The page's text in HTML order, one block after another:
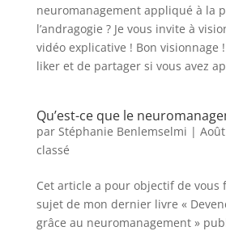
neuromanagement appliqué à la
l’andragogie ? Je vous invite à
vidéo explicative ! Bon visionnage
liker et de partager si vous avez
Qu’est-ce que le
par Stéphanie Benlemselmi |
classé
Cet article a pour objectif de vous
sujet de mon dernier livre «
grâce au neuromanagement »